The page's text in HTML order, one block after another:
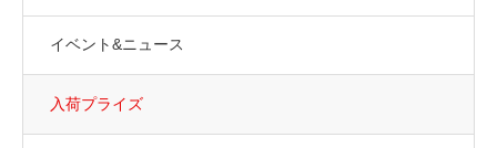
イベント&ニュース
入荷プライズ